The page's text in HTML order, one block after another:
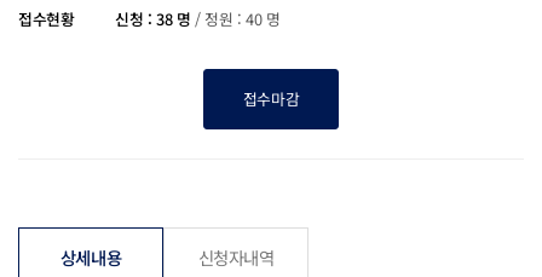
접수현황
신청 : 38 명 / 정원 : 40 명
접수마감
상세내용 신청자내역